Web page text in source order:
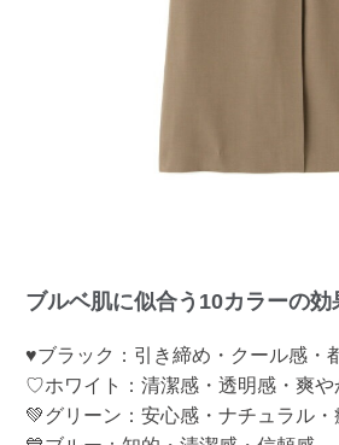
ブルベ肌に似合う10カラーの効
♥ブラック：引き締め・クール感・
♡ホワイト：清潔感・透明感・爽や
💚グリーン：安心感・ナチュラル・